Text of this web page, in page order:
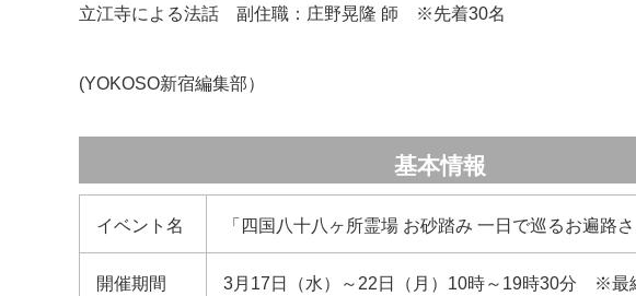
立江寺による法話 副住職：庄野晃隆 師 ※先着30名
(YOKOSO新宿編集部）
基本情報
イベント名 「四国八十八ヶ所霊場 お砂踏み 一日で巡るお遍路さ
開催期間 3月17日（水）～22日（月）10時～19時30分 ※最